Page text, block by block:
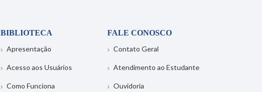
BIBLIOTECA
Apresentação
Acesso aos Usuários
Como Funciona
FALE CONOSCO
Contato Geral
Atendimento ao Estudante
Ouvidoria